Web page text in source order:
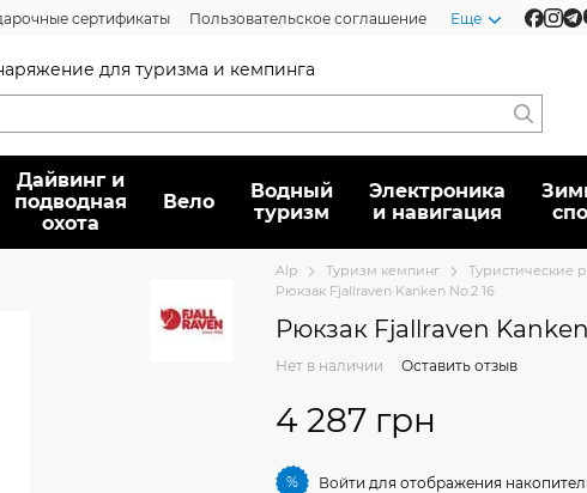
сертификаты Пользовательское соглашение Еще
для туризма и кемпинга
Дайвинг и
подводная
охота
Вело
Водный
туризм
Электроника
и навигация
Alp Туризм кемпинг Туристические
Рюкзак Fjallraven Kanken No.2 16
Рюкзак Fjallraven Kanken
Нет в наличии Оставить отзыв
4 287 грн
% Войти для отображения